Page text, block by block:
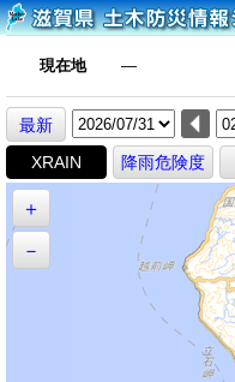
現在地 ―
最新
XRAIN
降雨危険度
＋
－